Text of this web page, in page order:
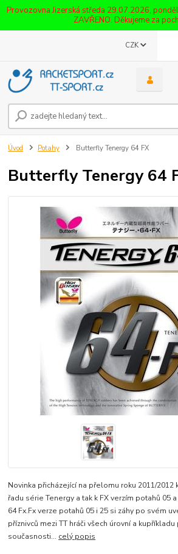
Provozovna Jizerská středa 29.07.2026,
ZAVŘENO. Děkujeme za
CZK
Úvod Potahy Butterfly Tenergy 64 FX
Butterfly Tenergy 64
Novinka přicházející na přelomu roku 2011/
řadu série Tenergy a tak k FX verzím potahů 05
64 Fx.Fx verze potahů 05 i 25 si záhy po svém
příznivců mezi TT hráči všech úrovní a
současnosti... celý popis